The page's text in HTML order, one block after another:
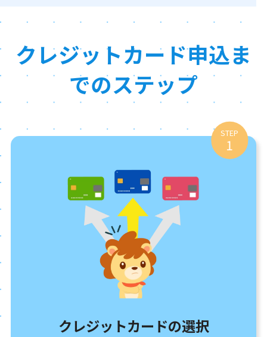
クレジットカード申込ま
でのステップ
STEP
1
クレジットカードの選択